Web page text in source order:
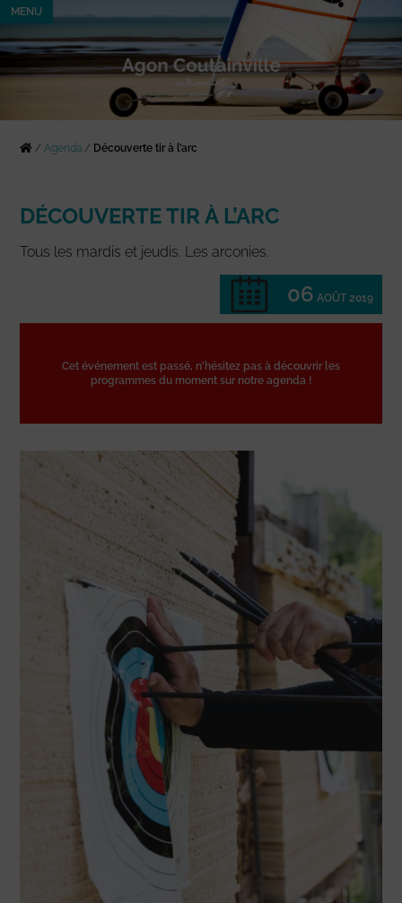
MENU
/Agenda / Découverte tir à l’arc
DÉCOUVERTE TIR À L’ARC
Tous les mardis et jeudis. Les arconies.
06 AOÛT 2019
Cet événement est passé, n'hésitez pas à découvrir les
programmes du moment sur notre agenda !